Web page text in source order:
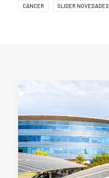
CÁNCER SLIDER NOVEDADES